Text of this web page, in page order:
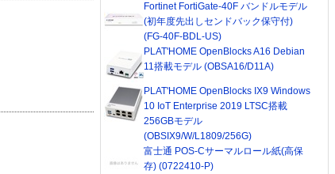
Fortinet FortiGate-40F バンドルモデル
(初年度先出しセンドバック保守付)
(FG-40F-BDL-US)
PLAT'HOME OpenBlocks A16 Debian
11搭載モデル (OBSA16/D11A)
PLAT'HOME OpenBlocks IX9 Windows
10 IoT Enterprise 2019 LTSC搭載
256GBモデル
(OBSIX9/W/L1809/256G)
富士通 POS-Cサーマルロール紙(高保
存) (0722410-P)